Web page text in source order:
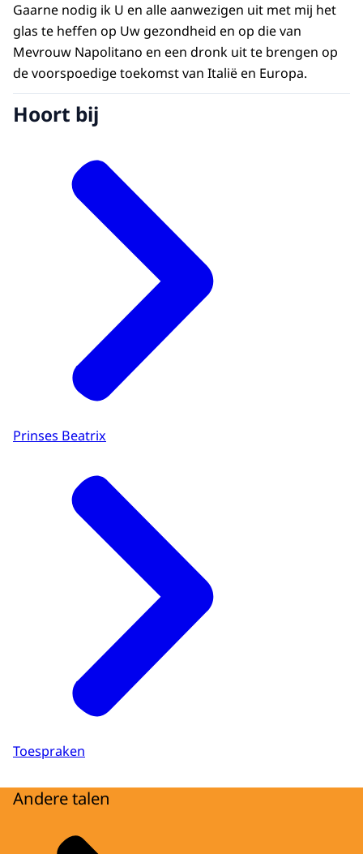
Gaarne nodig ik U en alle aanwezigen uit met mij het
glas te heffen op Uw gezondheid en op die van
Mevrouw Napolitano en een dronk uit te brengen op
de voorspoedige toekomst van Italië en Europa.
Hoort bij
Prinses Beatrix
Toespraken
Andere talen